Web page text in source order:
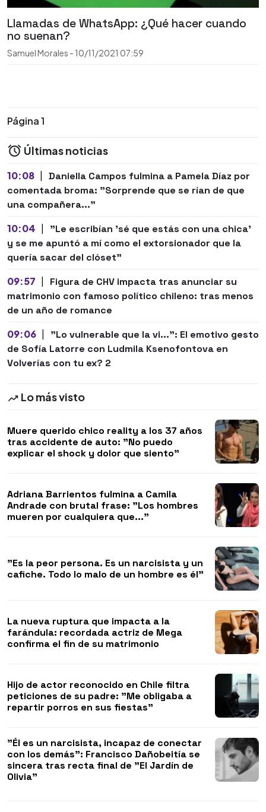
Llamadas de WhatsApp: ¿Qué hacer cuando
no suenan?
Samuel Morales - 10/11/2021 07:59
Página 1
Últimas noticias
10:08
Daniella Campos fulmina a Pamela Díaz por
comentada broma: "Sorprende que se rían de que
una compañera..."
10:04
"Le escribían 'sé que estás con una chica'
y se me apuntó a mí como el extorsionador que la
quería sacar del clóset"
09:57
Figura de CHV impacta tras anunciar su
matrimonio con famoso político chileno: tras menos
de un año de romance
09:06
"Lo vulnerable que la vi...": El emotivo gesto
de Sofía Latorre con Ludmila Ksenofontova en
Volverías con tu ex? 2
Lo más visto
Muere querido chico reality a los 37 años
tras accidente de auto: "No puedo
explicar el shock y dolor que siento"
Adriana Barrientos fulmina a Camila
Andrade con brutal frase: "Los hombres
mueren por cualquiera que..."
"Es la peor persona. Es un narcisista y un
cafiche. Todo lo malo de un hombre es él"
La nueva ruptura que impacta a la
farándula: recordada actriz de Mega
confirma el fin de su matrimonio
Hijo de actor reconocido en Chile filtra
peticiones de su padre: "Me obligaba a
repartir porros en sus fiestas"
"Él es un narcisista, incapaz de conectar
con los demás": Francisco Dañobeitía se
sincera tras recta final de "El Jardín de
Olivia"